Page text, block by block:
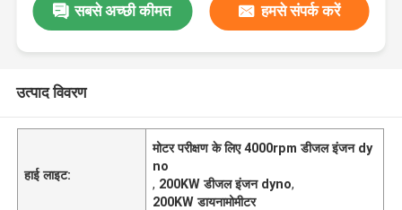
सबसे अच्छी कीमत हमसे संपर्क करें
उत्पाद विवरण
हाई लाइट:
मोटर परीक्षण के लिए 4000rpm डीजल इंजन dy
no
, 200KW डीजल इंजन dyno,
200KW डायनामोमीटर